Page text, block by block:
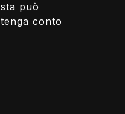
può
conto